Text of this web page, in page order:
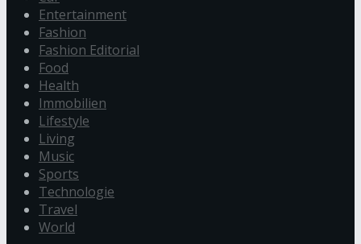
Entertainment
Fashion
Fashion Editorial
Food
Health
Immobilien
Lifestyle
Living
Music
Sports
Technologie
Travel
World